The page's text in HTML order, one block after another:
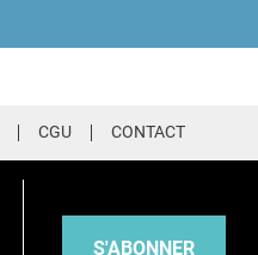
CGU CONTACT
S'ABONNER